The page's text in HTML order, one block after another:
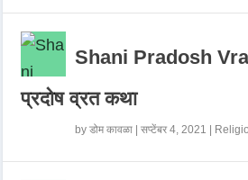
Shani Pradosh
प्रदोष व्रत कथा
by डोम कावळा| सप्टेंबर 4, 2021